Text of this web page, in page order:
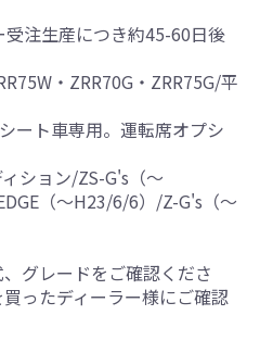
注生産につき約45-60日後
・ZRR70G・ZRR75G/平
ート車専用。運転席オプシ
ション/ZS-G's（～
（～H23/6/6）/Z-G's（～
グレードをご確認くださ
ったディーラー様にご確認